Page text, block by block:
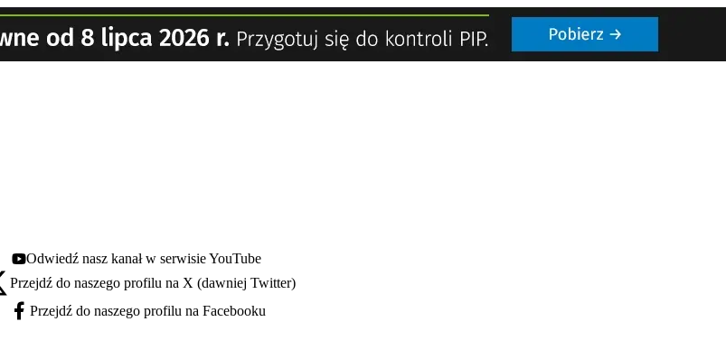
Youtube - otwiera się w nowej karcie
Odwiedź nasz kanał w serwisie YouTube
się w nowej karcie
Przejdź do naszego profilu na X (dawniej Twitter)
Facebook - otwiera się w nowej karcie
Przejdź do naszego profilu na Facebooku